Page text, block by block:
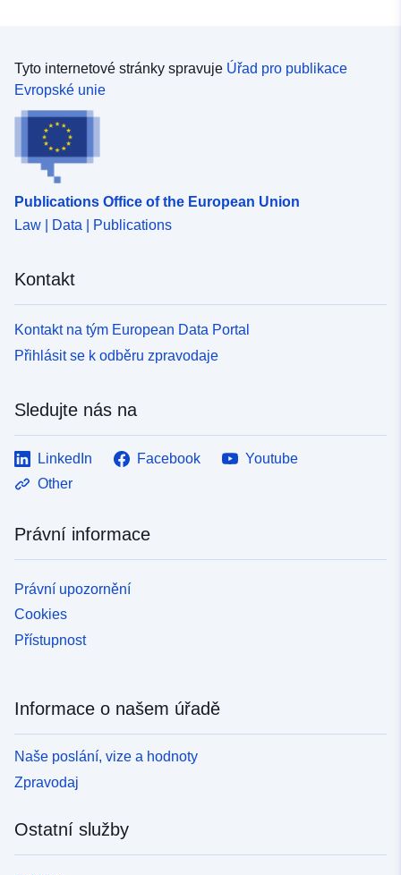
Typ: Polygon
Identifikátory:
uriRef:
http://data.europa.eu/88u/dataset/
Časové pokrytí:
Tyto internetové stránky spravuje Úřad pro publikace
Evropské unie
Publications Office of the European Union
Law | Data | Publications
Kontakt
Kontakt na tým European Data Portal
Přihlásit se k odběru zpravodaje
Sledujte nás na
LinkedIn Facebook
Youtube
Other
Právní informace
Právní upozornění
Cookies
Přístupnost
Informace o našem úřadě
Naše poslání, vize a hodnoty
Zpravodaj
Ostatní služby